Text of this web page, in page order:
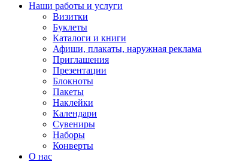
Наши работы и услуги
Визитки
Буклеты
Каталоги и книги
Афиши, плакаты, наружная реклама
Приглашения
Презентации
Блокноты
Пакеты
Наклейки
Календари
Сувениры
Наборы
Конверты
О нас